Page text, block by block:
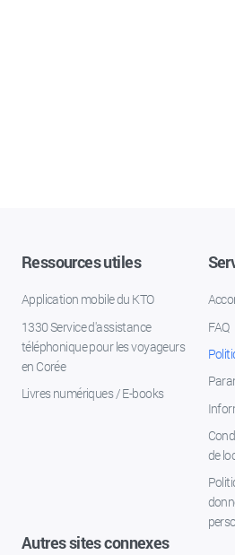
Ressources utiles
Application mobile du KTO
1330 Service d'assistance
téléphonique pour les voyageurs
en Corée
Livres numériques / E-books
FAQ
de
Autres sites connexes